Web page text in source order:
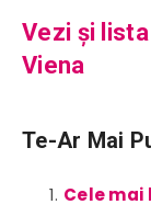
Vezi și
Viena
Te-Ar Mai
Cele mai